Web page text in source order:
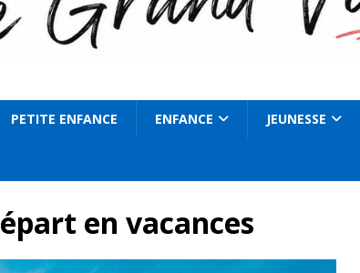
PETITE ENFANCE ENFANCE JEUNESSE
en vacances